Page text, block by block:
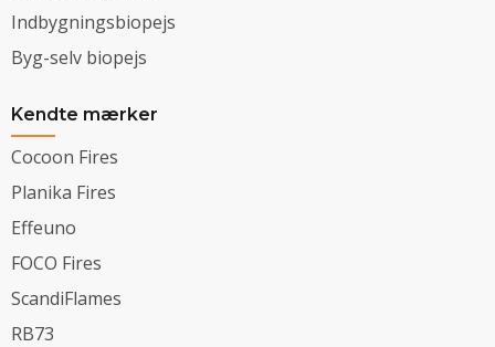
Indbygningsbiopejs
Byg-selv biopejs
Kendte mærker
Cocoon Fires
Planika Fires
Effeuno
FOCO Fires
ScandiFlames
RB73